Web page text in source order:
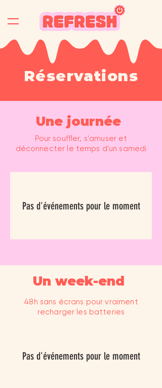
Réservations
Une journée
Pour souffler, s'amuser et
déconnecter le temps d'un samedi
Pas d'événements pour le moment
Un week-end
48h sans écrans pour vraiment
recharger les batteries
Pas d'événements pour le moment